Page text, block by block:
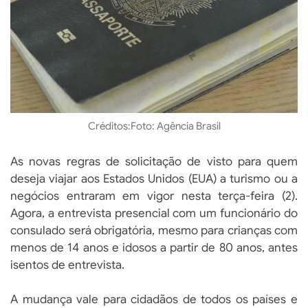
Créditos:Foto: Agência Brasil
As novas regras de solicitação de visto para quem
deseja viajar aos Estados Unidos (EUA) a turismo ou a
negócios entraram em vigor nesta terça-feira (2).
Agora, a entrevista presencial com um funcionário do
consulado será obrigatória, mesmo para crianças com
menos de 14 anos e idosos a partir de 80 anos, antes
isentos de entrevista.
A mudança vale para cidadãos de todos os países e